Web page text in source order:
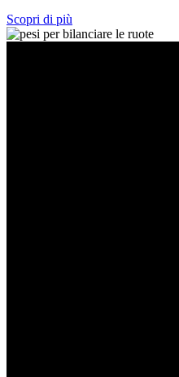
Scopri di più